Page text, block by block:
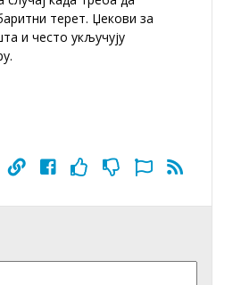
терет. Џекови за
и често укључују